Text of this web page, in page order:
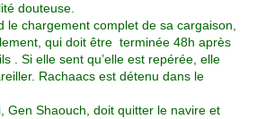
douteuse.
le chargement complet de sa cargaison,
qui doit être terminée 48h après
. Si elle sent qu’elle est repérée, elle
Rachaacs est détenu dans le
Gen Shaouch, doit quitter le navire et